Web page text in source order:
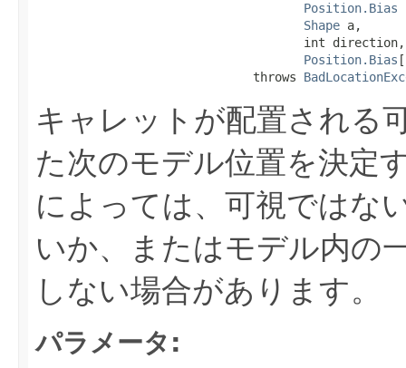
Position.Bias
Shape a,
                                     int direction,
Position.Bias
                              throws
キャレットが配置される
た次のモデル位置を決定
によっては、可視ではな
いか、またはモデル内の
しない場合があります。
パラメータ: